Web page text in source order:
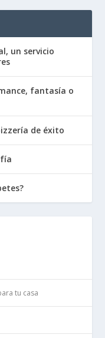
un servicio
fantasía o
de éxito
tu casa